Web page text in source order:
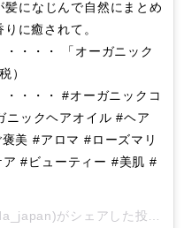
になじんで自然にまとめ
に癒されて。
・・・・ 「オーガニック
）
・・・・ #オーガニックコ
ックヘアオイル #ヘア
美 #アロマ #ローズマリ
#ビューティー #美肌 #
がシェアした投稿 -